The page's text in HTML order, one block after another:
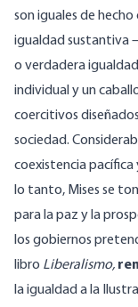
son iguales de hecho
igualdad sustantiva
o verdadera
individual y un
coercitivos
sociedad.
coexistencia
lo tanto, Mises se
para la paz y la
los gobiernos
libro Liberalismo,
la igualdad a la